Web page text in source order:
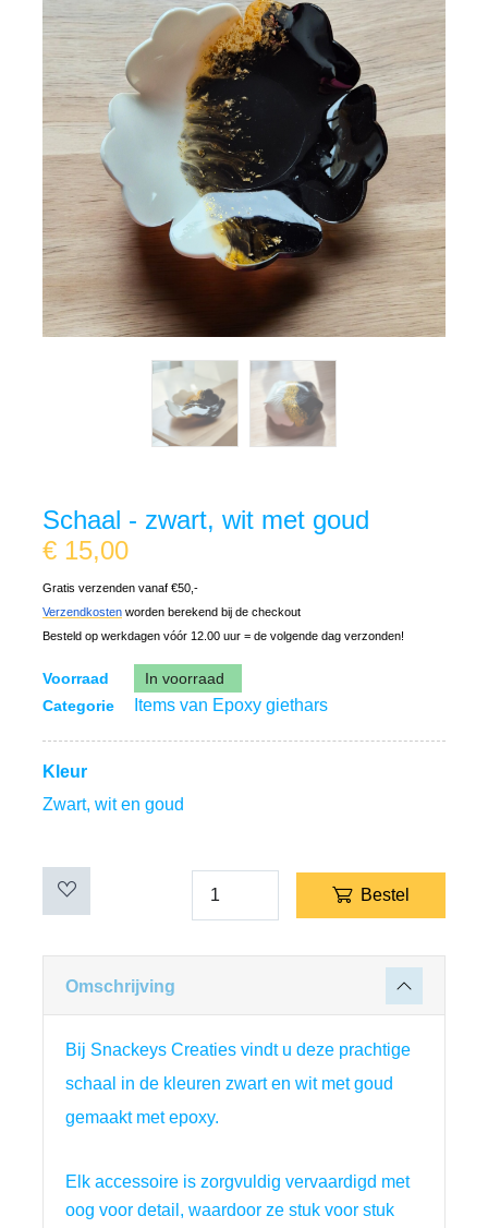
Schaal - zwart, wit met goud
€ 15,00
Gratis verzenden vanaf €50,-
Verzendkosten worden berekend bij de checkout
Besteld op werkdagen vóór 12.00 uur = de volgende dag verzonden!
Voorraad
In voorraad
Categorie
Items van Epoxy giethars
Kleur
Zwart, wit en goud
Bestel
Omschrijving
Bij Snackeys Creaties vindt u deze prachtige
schaal in de kleuren zwart en wit met goud
gemaakt met epoxy.
Elk accessoire is zorgvuldig vervaardigd met
oog voor detail, waardoor ze stuk voor stuk